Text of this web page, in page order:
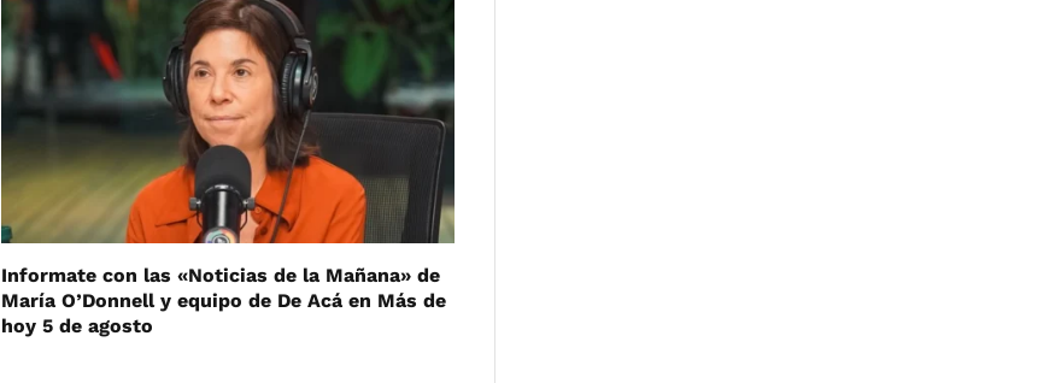
Informate con las «Noticias de la Mañana» de
María O’Donnell y equipo de De Acá en Más de
hoy 5 de agosto